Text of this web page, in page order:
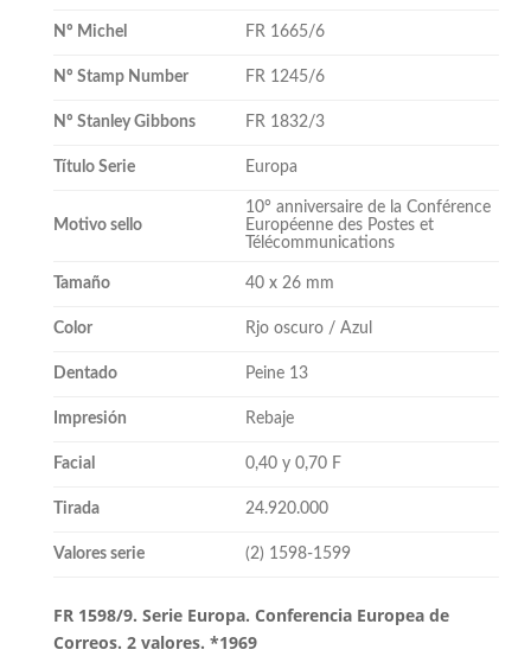
Nº Michel FR 1665/6
Nº Stamp Number FR 1245/6
Nº Stanley Gibbons FR 1832/3
Título Serie Europa
Motivo sello
10° anniversaire de la Conférence
Européenne des Postes et
Télécommunications
Tamaño 40 x 26 mm
Color Rjo oscuro / Azul
Dentado Peine 13
Impresión Rebaje
Facial 0,40 y 0,70 F
Tirada 24.920.000
Valores serie (2) 1598-1599
FR 1598/9. Serie Europa. Conferencia Europea de
Correos. 2 valores. *1969